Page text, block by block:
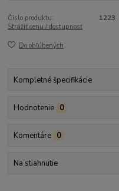
Číslo produktu:
1223
Strážiť cenu / dostupnosť
Do obľúbených
Kompletné špecifikácie
Hodnotenie 0
Komentáre 0
Na stiahnutie